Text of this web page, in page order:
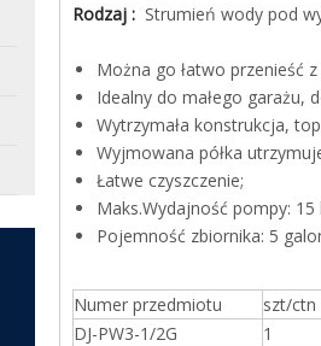
Rodzaj : Strumień wody pod
Można go łatwo przenieść
Idealny do małego garażu,
Wytrzymała konstrukcja,
Wyjmowana półka
Łatwe czyszczenie;
Maks.Wydajność pompy:
Pojemność zbiornika: 5
Numer przedmiotu szt/ctn
DJ-PW3-1/2G
1